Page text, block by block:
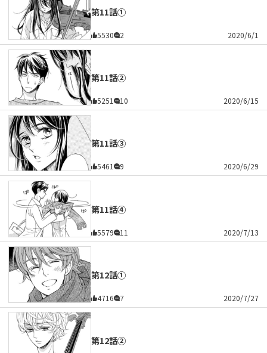
第11話①
5530 2 2020/6/1
第11話②
5251 10 2020/6/15
第11話③
5461 9 2020/6/29
第11話④
5579 11 2020/7/13
第12話①
4716 7 2020/7/27
第12話②